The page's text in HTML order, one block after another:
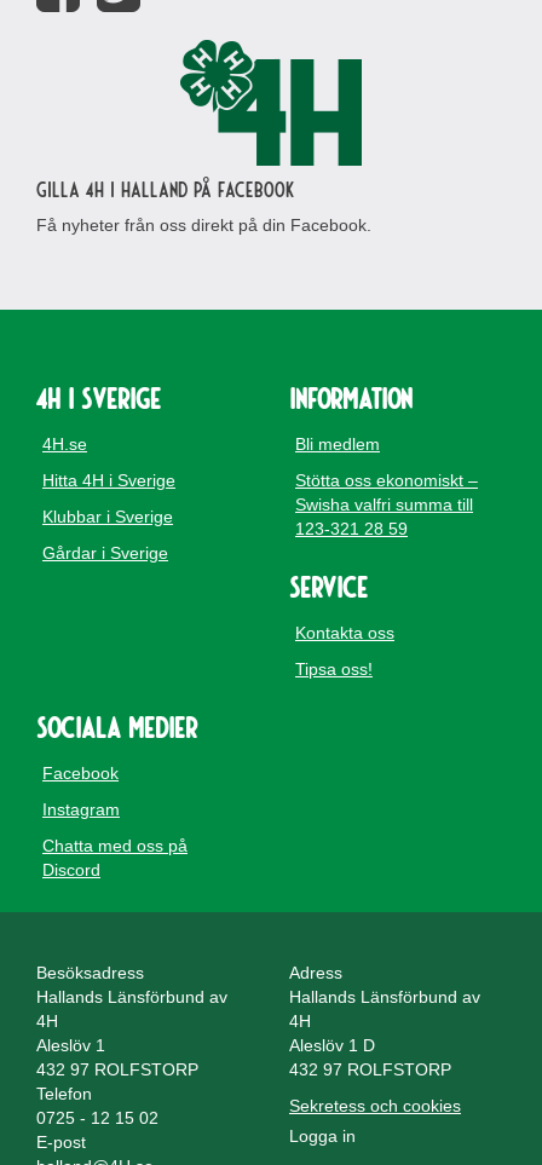
Gilla 4H i Halland på Facebook
Få nyheter från oss direkt på din Facebook.
4H i Sverige
4H.se
Hitta 4H i Sverige
Klubbar i Sverige
Gårdar i Sverige
Information
Bli medlem
Stötta oss ekonomiskt –
Swisha valfri summa till
123-321 28 59
Service
Kontakta oss
Tipsa oss!
Sociala medier
Facebook
Instagram
Chatta med oss på
Discord
Besöksadress
Hallands Länsförbund av
4H
Aleslöv 1
432 97 ROLFSTORP
Adress
Hallands Länsförbund av
4H
Aleslöv 1 D
432 97 ROLFSTORP
Telefon
0725 - 12 15 02
E-post
Sekretess och cookies
Logga in